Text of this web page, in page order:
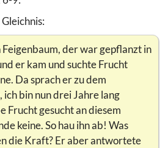
Feigenbaum, der war gepflanzt in
er kam und suchte Frucht
Da sprach er zu dem
bin nun drei Jahre lang
Frucht gesucht an diesem
keine. So hau ihn ab! Was
die Kraft? Er aber antwortete